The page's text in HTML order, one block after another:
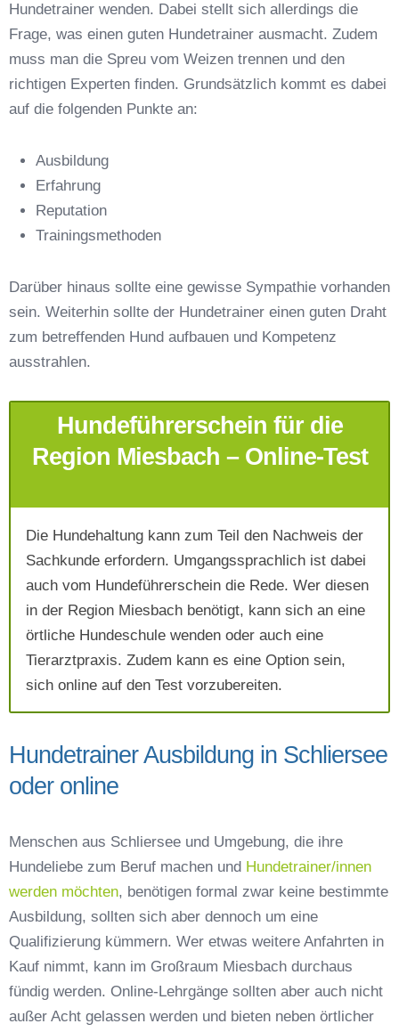
Anschrift
E-Mail-Adresse
Telefonnummer*
Mit Absenden der Daten akzeptiere ich die
AGB`s.
Absenden
Hundetrainer wenden. Dabei stellt sich allerdings die
Frage, was einen guten Hundetrainer ausmacht. Zudem
muss man die Spreu vom Weizen trennen und den
richtigen Experten finden. Grundsätzlich kommt es dabei
auf die folgenden Punkte an:
Ausbildung
Erfahrung
Reputation
Trainingsmethoden
Darüber hinaus sollte eine gewisse Sympathie vorhanden
sein. Weiterhin sollte der Hundetrainer einen guten Draht
zum betreffenden Hund aufbauen und Kompetenz
ausstrahlen.
Hundeführerschein für die
Region Miesbach – Online-Test
Die Hundehaltung kann zum Teil den Nachweis der
Sachkunde erfordern. Umgangssprachlich ist dabei
auch vom Hundeführerschein die Rede. Wer diesen
in der Region Miesbach benötigt, kann sich an eine
örtliche Hundeschule wenden oder auch eine
Tierarztpraxis. Zudem kann es eine Option sein,
sich online auf den Test vorzubereiten.
Hundetrainer Ausbildung in Schliersee
oder online
Menschen aus Schliersee und Umgebung, die ihre
Hundeliebe zum Beruf machen und Hundetrainer/innen
werden möchten, benötigen formal zwar keine bestimmte
Ausbildung, sollten sich aber dennoch um eine
Qualifizierung kümmern. Wer etwas weitere Anfahrten in
Kauf nimmt, kann im Großraum Miesbach durchaus
fündig werden. Online-Lehrgänge sollten aber auch nicht
außer Acht gelassen werden und bieten neben örtlicher